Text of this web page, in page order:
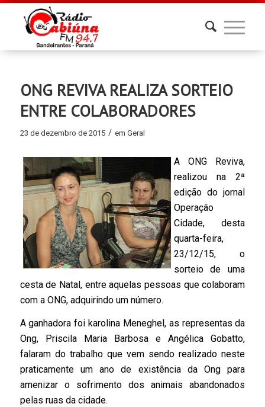
ONG REVIVA REALIZA SORTEIO
ENTRE COLABORADORES
23 de dezembro de 2015 / em Geral
A ONG Reviva,
realizou na 2ª
edição do jornal
Operação
Cidade, desta
quarta-feira,
23/12/15, o
sorteio de uma
cesta de Natal, entre aquelas pessoas que colaboram
com a ONG, adquirindo um número.
A ganhadora foi karolina Meneghel, as representas da
Ong, Priscila Maria Barbosa e Angélica Gobatto,
falaram do trabalho que vem sendo realizado neste
praticamente um ano de existência da Ong para
amenizar o sofrimento dos animais abandonados
pelas ruas da cidade.